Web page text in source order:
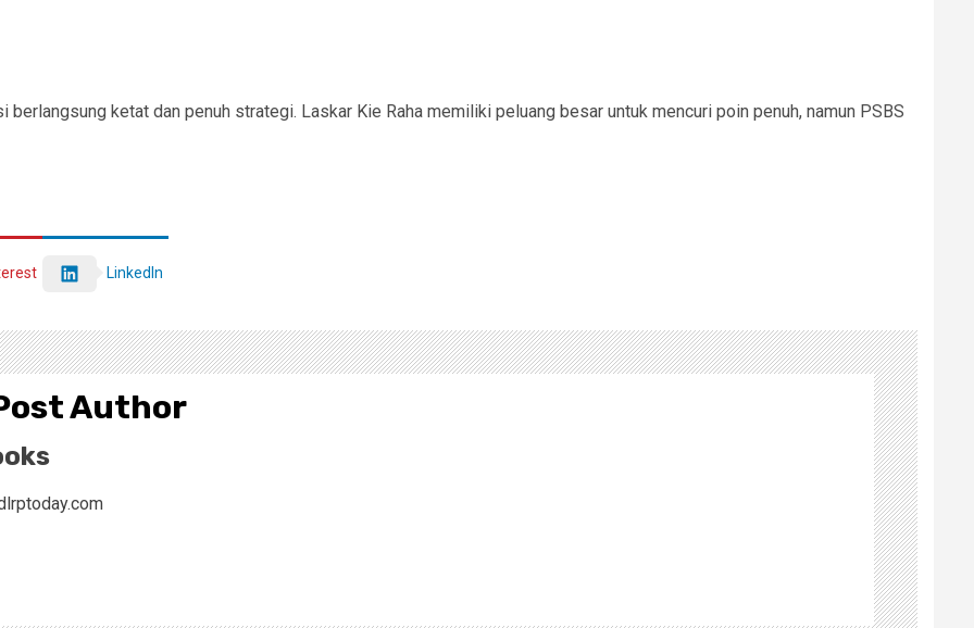
ketat dan penuh strategi. Laskar Kie Raha memiliki peluang besar untuk mencuri poin penuh, namun PSBS
LinkedIn
Author